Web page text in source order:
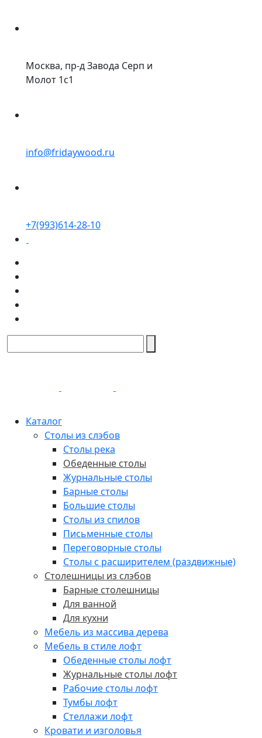
Москва, пр-д Завода Серп и
Молот 1с1
info@fridaywood.ru
+7(993)614-28-10
Каталог
Столы из слэбов
Столы река
Обеденные столы
Журнальные столы
Барные столы
Большие столы
Столы из спилов
Письменные столы
Переговорные столы
Столы с расширителем (раздвижные)
Столешницы из слэбов
Барные столешницы
Для ванной
Для кухни
Мебель из массива дерева
Мебель в стиле лофт
Обеденные столы лофт
Журнальные столы лофт
Рабочие столы лофт
Тумбы лофт
Стеллажи лофт
Кровати и изголовья